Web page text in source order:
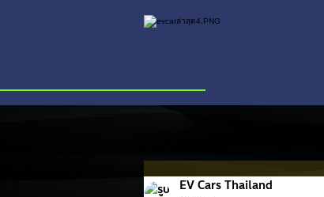
EV Cars Thailand